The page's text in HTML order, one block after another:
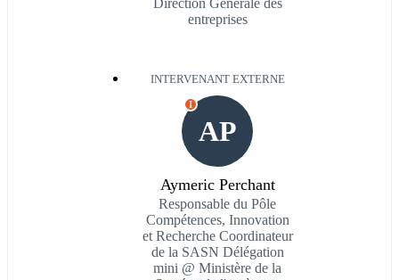
entreprises
INTERVENANT EXTERNE
AP
I
Aymeric Perchant
Responsable du Pôle
Compétences, Innovation
et Recherche Coordinateur
de la SASN Délégation
mini @ Ministère de la